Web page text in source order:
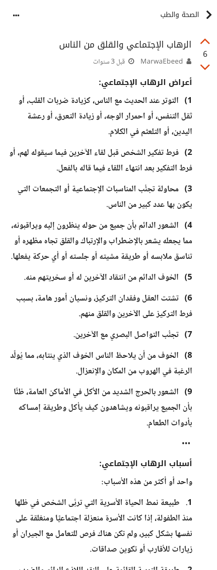
الصحة والطب
6
الرهاب الإجتماعي والقلق من الناس
قبل 3 سنوات
أعراض الرهاب الإجتماعي:
1) التوتر عند الحديث مع الناس، كزيادة ضربات القلب، أو
ثقل التنفس، أو احمرار الوجه، أو زيادة التعرق، أو رعشة
اليدين، أو التلعثم في الكلام.
2) فرط تفكير الشخص قبل لقاء الآخرين فيما سيقوله لهم، أو
فرط التفكير بعد انتهاء اللقاء فيما قاله بالفعل.
3) محاولة تجنُّب المناسبات الإجتماعية أو التجمعات التي
يكون بها عدد كبير من الناس.
4) الشعور الدائم بأن جميع من حوله ينظرون إليه ويراقبونه،
مما يجعله يشعر بالإضطراب والإرتباك والقلق تجاه مظهره أو
تناسق ملابسه أو طريقة مشيته أو جلسته أو أي حركة يفعلها.
5) الخوف الدائم من انتقاد الآخرين له أو سخريتهم منه.
6) تشتت العقل وفقدان التركيز، ونسيان أمور هامة، بسبب
فرط التركيز على الآخرين والقلق منهم.
7) تجنُّب التواصل البصري مع الآخرين.
8) الخوف من أن يلاحظ الناس الخوف الذي ينتابه، مما يُولِّد
الرغبة في الهروب من المكان والإنعزال.
9) الشعور بالحرج الشديد من الأكل في الأماكن العامة، ظنًّا
بأن الجميع يراقبونه ويشاهدون كيف يأكل وطريقة إمساكه
بأدوات الطعام.
•••
أسباب الرهاب الإجتماعي:
واحد أو أكثر من هذه الأسباب:
1. طبيعة نمط الحياة الأسرية التي تربَّى الشخص في ظلها
منذ الطفولة، إذا كانت الأسرة منعزلة اجتماعيًّا ومنغلقة على
نفسها بشكل كبير، ولم تكن هناك فرص للتعامل مع الجيران أو
زيارات للأقارب أو تكوين صداقات.